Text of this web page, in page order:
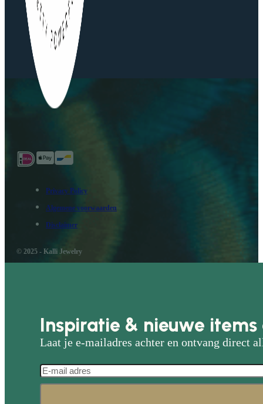
Privacy Policy
Algemene voorwaarden
Disclaimer
© 2025 - Kalli Jewelry
Inspiratie & nieuwe
Laat je e-mailadres achter en ontvang direct